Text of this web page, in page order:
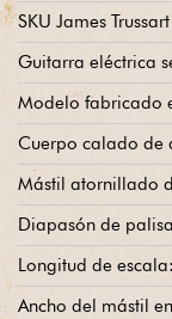
SKU James
Guitarra eléctrica
Modelo fabricado
Cuerpo calado de
Mástil atornillado
Diapasón de
Longitud de
Ancho del mástil